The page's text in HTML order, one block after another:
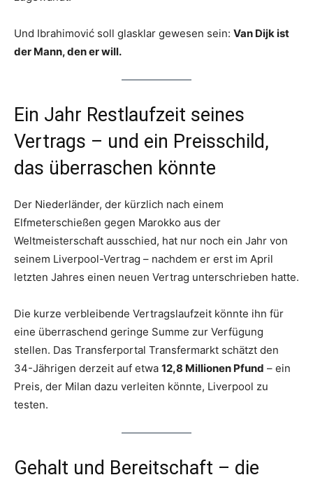
Und Ibrahimović soll glasklar gewesen sein: Van Dijk ist
der Mann, den er will.
Ein Jahr Restlaufzeit seines
Vertrags – und ein Preisschild,
das überraschen könnte
Der Niederländer, der kürzlich nach einem
Elfmeterschießen gegen Marokko aus der
Weltmeisterschaft ausschied, hat nur noch ein Jahr von
seinem Liverpool-Vertrag – nachdem er erst im April
letzten Jahres einen neuen Vertrag unterschrieben hatte.
Die kurze verbleibende Vertragslaufzeit könnte ihn für
eine überraschend geringe Summe zur Verfügung
stellen. Das Transferportal Transfermarkt schätzt den
34-Jährigen derzeit auf etwa 12,8 Millionen Pfund – ein
Preis, der Milan dazu verleiten könnte, Liverpool zu
testen.
Gehalt und Bereitschaft – die